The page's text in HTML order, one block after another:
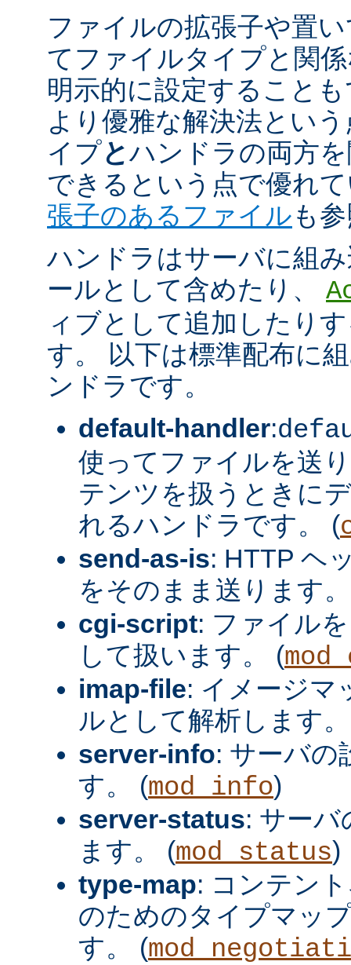
ファイルの拡張子や置
てファイルタイプと関
明示的に設定すること
より優雅な解決法とい
イプとハンドラの両方
できるという点で優れ
張子のあるファイルも
ハンドラはサーバに組
ールとして含めたり、
ィブとして追加したり
す。 以下は標準配布に
ンドラです。
default-handler:
使ってファイルを送
テンツを扱うときに
れるハンドラです。 (
send-as-is: HTTP ヘ
をそのまま送ります
cgi-script: ファイル
して扱います。 (
imap-file: イメージマ
ルとして解析します
server-info: サーバの
す。 (mod_info)
server-status: サーバ
ます。 (mod_status)
type-map: コンテン
のためのタイプマッ
す。 (